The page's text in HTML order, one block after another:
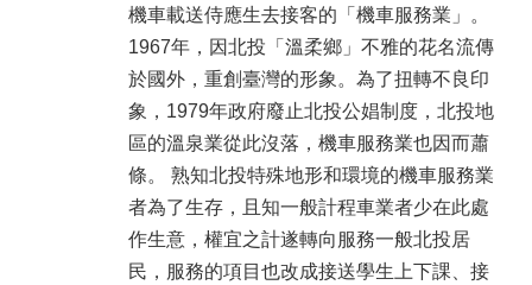
機車載送侍應生去接客的「機車服務業」。
1967年，因北投「溫柔鄉」不雅的花名流傳
於國外，重創臺灣的形象。為了扭轉不良印
象，1979年政府廢止北投公娼制度，北投地
區的溫泉業從此沒落，機車服務業也因而蕭
條。 熟知北投特殊地形和環境的機車服務業
者為了生存，且知一般計程車業者少在此處
作生意，權宜之計遂轉向服務一般北投居
民，服務的項目也改成接送學生上下課、接